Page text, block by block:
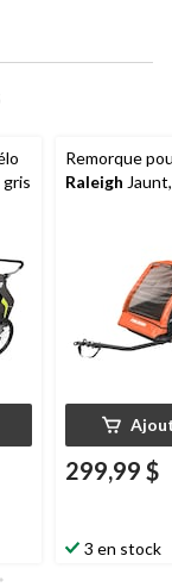
Remorque
Raleigh
299,99 $
3 en stock